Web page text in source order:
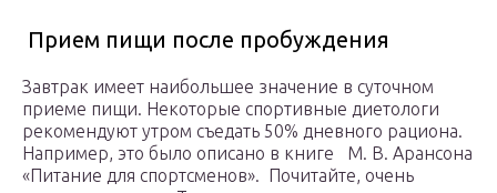
Прием пищи после пробуждения
Завтрак имеет наибольшее значение в суточном
приеме пищи. Некоторые спортивные диетологи
рекомендуют утром съедать 50% дневного рациона.
Например, это было описано в книге М. В. Арансона
«Питание для спортсменов». Почитайте, очень